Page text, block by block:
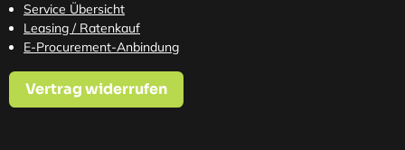
Service Übersicht
Leasing / Ratenkauf
E-Procurement-Anbindung
Vertrag widerrufen